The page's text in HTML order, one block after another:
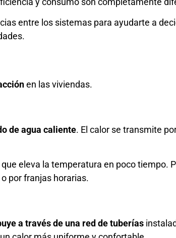
entre los sistemas para ayudarte a
en las viviendas.
de agua caliente. El calor se transmite
eleva la temperatura en poco tiempo.
por franjas horarias.
a través de una red de tuberías